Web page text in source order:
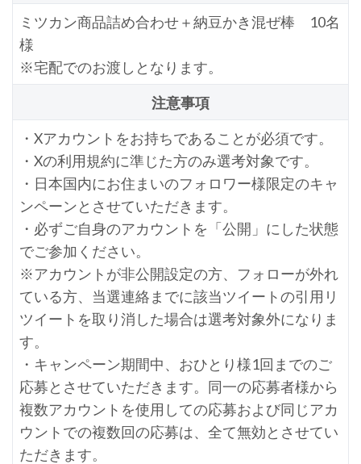
ミツカン商品詰め合わせ＋納豆かき混ぜ棒 10名
様
※宅配でのお渡しとなります。
注意事項
・Xアカウントをお持ちであることが必須です。
・Xの利用規約に準じた方のみ選考対象です。
・日本国内にお住まいのフォロワー様限定のキャ
ンペーンとさせていただきます。
・必ずご自身のアカウントを「公開」にした状態
でご参加ください。
※アカウントが非公開設定の方、フォローが外れ
ている方、当選連絡までに該当ツイートの引用リ
ツイートを取り消した場合は選考対象外になりま
す。
・キャンペーン期間中、おひとり様1回までのご
応募とさせていただきます。同一の応募者様から
複数アカウントを使用しての応募および同じアカ
ウントでの複数回の応募は、全て無効とさせてい
ただきます。